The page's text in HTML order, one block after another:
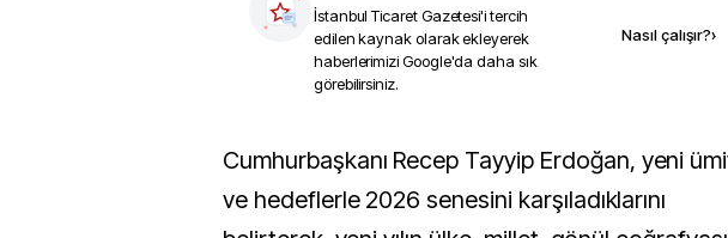
İstanbul Ticaret Gazetesi'i tercih
edilen kaynak olarak ekleyerek
haberlerimizi Google'da daha sık
görebilirsiniz.
Nasıl çalışır?›
Cumhurbaşkanı Recep Tayyip Erdoğan, yeni ümit
ve hedeflerle 2026 senesini karşıladıklarını